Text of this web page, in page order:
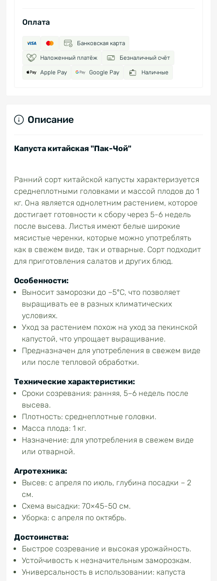
Оплата
Банковская карта
Наложенный платёж Безналичный счёт
Apple Pay Google Pay Наличные
Описание
Капуста китайская "Пак-Чой"
Ранний сорт китайской капусты характеризуется
среднеплотными головками и массой плодов до 1
кг. Она является однолетним растением, которое
достигает готовности к сбору через 5-6 недель
после высева. Листья имеют белые широкие
мясистые черенки, которые можно употреблять
как в свежем виде, так и отварные. Сорт подходит
для приготовления салатов и других блюд.
Особенности:
Выносит заморозки до –5°C, что позволяет
выращивать ее в разных климатических
условиях.
Уход за растением похож на уход за пекинской
капустой, что упрощает выращивание.
Предназначен для употребления в свежем виде
или после тепловой обработки.
Технические характеристики:
Сроки созревания: ранняя, 5–6 недель после
высева.
Плотность: среднеплотные головки.
Масса плода: 1 кг.
Назначение: для употребления в свежем виде
или отварной.
Агротехника:
Высев: с апреля по июль, глубина посадки – 2
см.
Схема высадки: 70×45-50 см.
Уборка: с апреля по октябрь.
Достоинства:
Быстрое созревание и высокая урожайность.
Устойчивость к незначительным заморозкам.
Универсальность в использовании: капуста